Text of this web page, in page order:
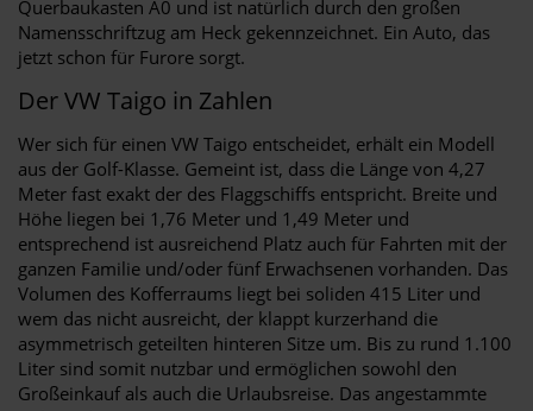
Querbaukasten A0 und ist natürlich durch den großen
Namensschriftzug am Heck gekennzeichnet. Ein Auto, das
jetzt schon für Furore sorgt.
Der VW Taigo in Zahlen
Wer sich für einen VW Taigo entscheidet, erhält ein Modell
aus der Golf-Klasse. Gemeint ist, dass die Länge von 4,27
Meter fast exakt der des Flaggschiffs entspricht. Breite und
Höhe liegen bei 1,76 Meter und 1,49 Meter und
entsprechend ist ausreichend Platz auch für Fahrten mit der
ganzen Familie und/oder fünf Erwachsenen vorhanden. Das
Volumen des Kofferraums liegt bei soliden 415 Liter und
wem das nicht ausreicht, der klappt kurzerhand die
asymmetrisch geteilten hinteren Sitze um. Bis zu rund 1.100
Liter sind somit nutzbar und ermöglichen sowohl den
Großeinkauf als auch die Urlaubsreise. Das angestammte